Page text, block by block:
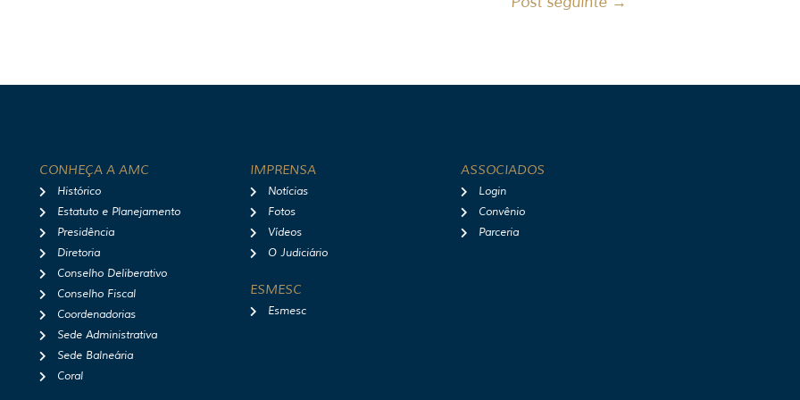
CONHEÇA A AMC
Histórico
Estatuto e Planejamento
Presidência
Diretoria
Conselho Deliberativo
Conselho Fiscal
Coordenadorias
Sede Administrativa
Sede Balneária
Coral
IMPRENSA
Notícias
Fotos
Vídeos
O Judiciário
ESMESC
Esmesc
ASSOCIADOS
Login
Convênio
Parceria